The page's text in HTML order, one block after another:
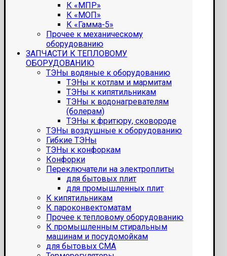
К «МПР»
К «МОП»
К «Гамма-5»
Прочее к механическому
оборудованию
ЗАПЧАСТИ К ТЕПЛОВОМУ
ОБОРУДОВАНИЮ
ТЭНы водяные к оборудованию
ТЭНы к котлам и мармитам
ТЭНы к кипятильникам
ТЭНы к водонагревателям
(болерам)
ТЭНы к фритюру, сковороде
ТЭНы воздушные к оборудованию
Гибкие ТЭНы
ТЭНы к конфоркам
Конфорки
Переключатели на электроплиты
для бытовых плит
для промышленных плит
К кипятильникам
К пароконвектоматам
Прочее к тепловому оборудованию
К промышленным стиральным
машинам и посудомойкам
для бытовых СМА